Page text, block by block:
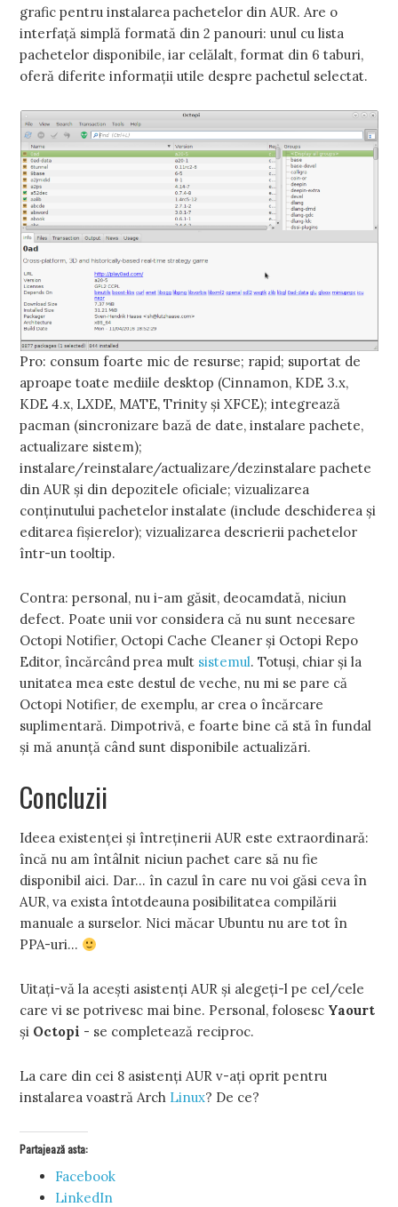
grafic pentru instalarea pachetelor din AUR. Are o
interfaţă simplă formată din 2 panouri: unul cu lista
pachetelor disponibile, iar celălalt, format din 6 taburi,
oferă diferite informaţii utile despre pachetul selectat.
Pro: consum foarte mic de resurse; rapid; suportat de
aproape toate mediile desktop (Cinnamon, KDE 3.x,
KDE 4.x, LXDE, MATE, Trinity şi XFCE); integrează
pacman (sincronizare bază de date, instalare pachete,
actualizare sistem);
instalare/reinstalare/actualizare/dezinstalare pachete
din AUR şi din depozitele oficiale; vizualizarea
conţinutului pachetelor instalate (include deschiderea şi
editarea fişierelor); vizualizarea descrierii pachetelor
într-un tooltip.
Contra: personal, nu i-am găsit, deocamdată, niciun
defect. Poate unii vor considera că nu sunt necesare
Octopi Notifier, Octopi Cache Cleaner şi Octopi Repo
Editor, încărcând prea mult sistemul. Totuşi, chiar şi la
unitatea mea este destul de veche, nu mi se pare că
Octopi Notifier, de exemplu, ar crea o încărcare
suplimentară. Dimpotrivă, e foarte bine că stă în fundal
şi mă anunţă când sunt disponibile actualizări.
Concluzii
Ideea existenţei şi întreţinerii AUR este extraordinară:
încă nu am întâlnit niciun pachet care să nu fie
disponibil aici. Dar... în cazul în care nu voi găsi ceva în
AUR, va exista întotdeauna posibilitatea compilării
manuale a surselor. Nici măcar Ubuntu nu are tot în
PPA-uri...
Uitaţi-vă la aceşti asistenţi AUR şi alegeţi-l pe cel/cele
care vi se potrivesc mai bine. Personal, folosesc Yaourt
şi Octopi - se completează reciproc.
La care din cei 8 asistenţi AUR v-aţi oprit pentru
instalarea voastră Arch Linux? De ce?
Partajează asta:
Facebook
LinkedIn